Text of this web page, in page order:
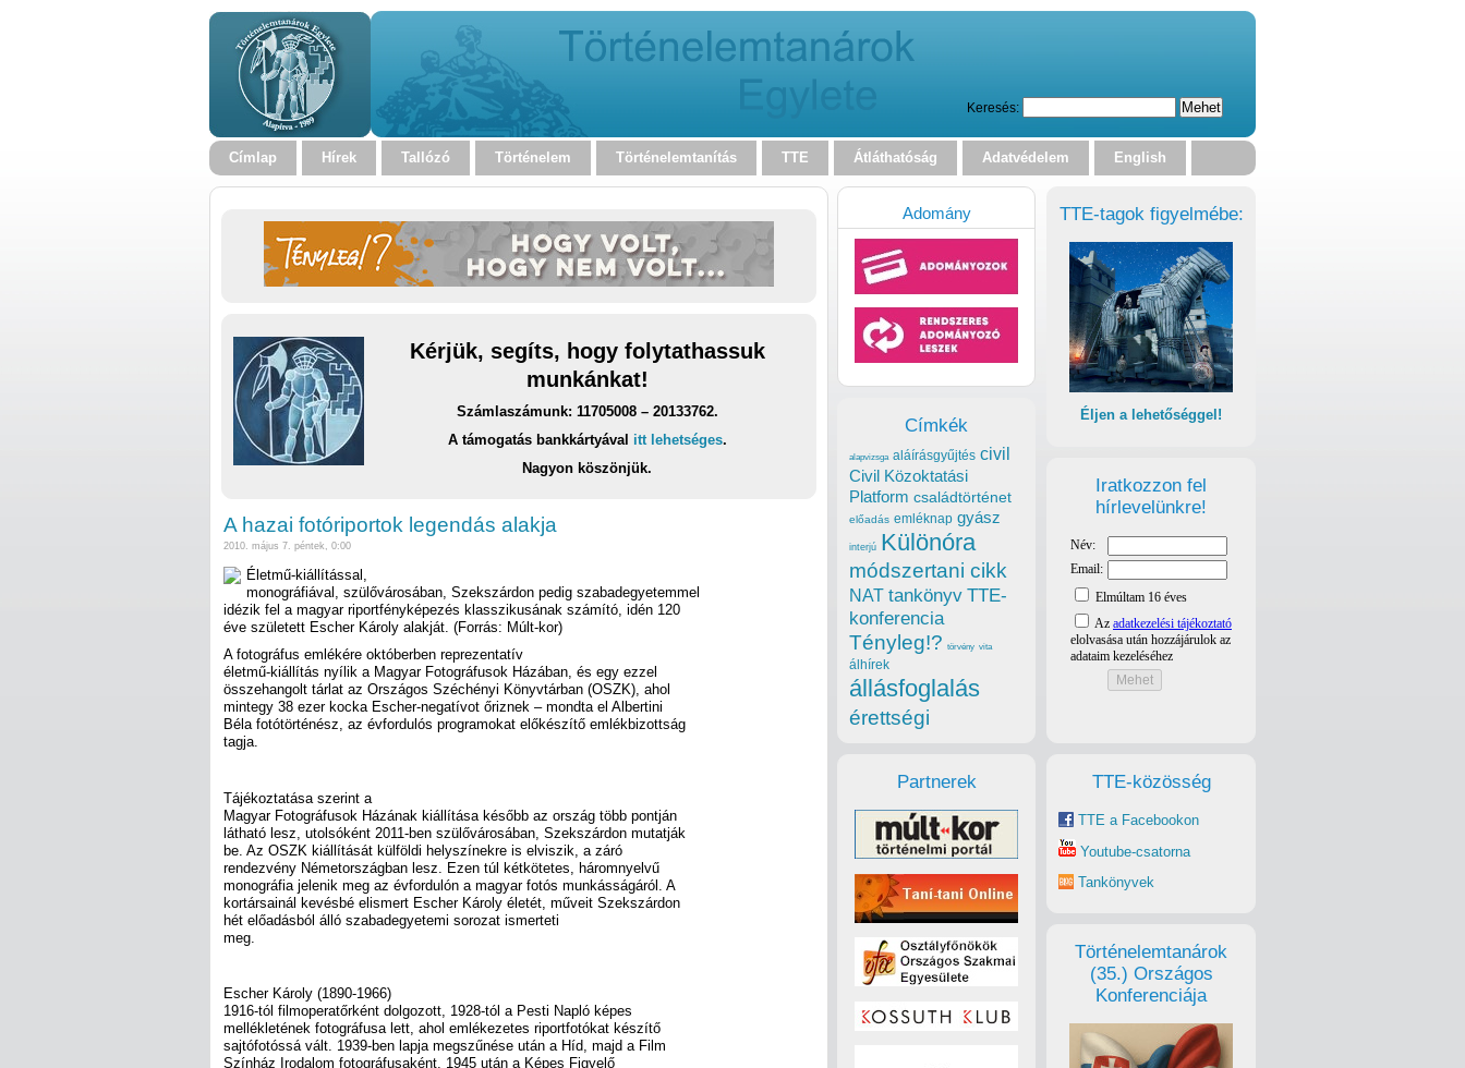
Keresés:
Címlap Hírek Tallózó Történelem Történelemtanítás TTE Átláthatóság Adatvédelem English
Kérjük, segíts, hogy folytathassuk
munkánkat!
Számlaszámunk: 11705008 – 20133762.
A támogatás bankkártyával itt lehetséges.
Nagyon köszönjük.
A hazai fotóriportok legendás alakja
2010. május 7. péntek, 0:00
Életmű-kiállítással,
monográfiával, szülővárosában, Szekszárdon pedig szabadegyetemmel
idézik fel a magyar riportfényképezés klasszikusának számító, idén 120
éve született Escher Károly alakját. (Forrás: Múlt-kor)
A fotográfus emlékére októberben reprezentatív
életmű-kiállítás nyílik a Magyar Fotográfusok Házában, és egy ezzel
összehangolt tárlat az Országos Széchényi Könyvtárban (OSZK), ahol
mintegy 38 ezer kocka Escher-negatívot őriznek – mondta el Albertini
Béla fotótörténész, az évfordulós programokat előkészítő emlékbizottság
tagja.
Tájékoztatása szerint a
Magyar Fotográfusok Házának kiállítása később az ország több pontján
látható lesz, utolsóként 2011-ben szülővárosában, Szekszárdon mutatják
be. Az OSZK kiállítását külföldi helyszínekre is elviszik, a záró
rendezvény Németországban lesz. Ezen túl kétkötetes, háromnyelvű
monográfia jelenik meg az évfordulón a magyar fotós munkásságáról. A
kortársainál kevésbé elismert Escher Károly életét, műveit Szekszárdon
hét előadásból álló szabadegyetemi sorozat ismerteti
meg.
Escher Károly (1890-1966)
1916-tól filmoperatőrként dolgozott, 1928-tól a Pesti Napló képes
mellékletének fotográfusa lett, ahol emlékezetes riportfotókat készítő
sajtófotóssá vált. 1939-ben lapja megszűnése után a Híd, majd a Film
Színház Irodalom fotográfusaként, 1945 után a Képes Figyelő
TTE-tagok figyelmébe:
Éljen a lehetőséggel!
Iratkozzon fel
hírlevelünkre!
TTE-közösség
TTE a Facebookon
Youtube-csatorna
Tankönyvek
Történelemtanárok
(35.) Országos
Konferenciája
Adomány
Címkék
alapvizsga aláírásgyűjtés civil
Civil Közoktatási
Platform családtörténet
előadás emléknap gyász
interjú Különóra
módszertani cikk
NAT tankönyv TTE-
konferencia
Tényleg!? törvény vita
álhírek
állásfoglalás
érettségi
Partnerek